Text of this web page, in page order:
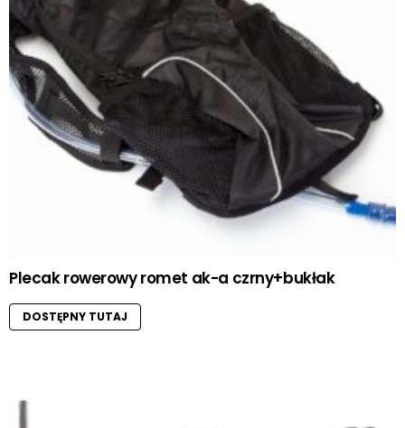
Plecak rowerowy romet ak-a czrny+bukłak
DOSTĘPNY TUTAJ